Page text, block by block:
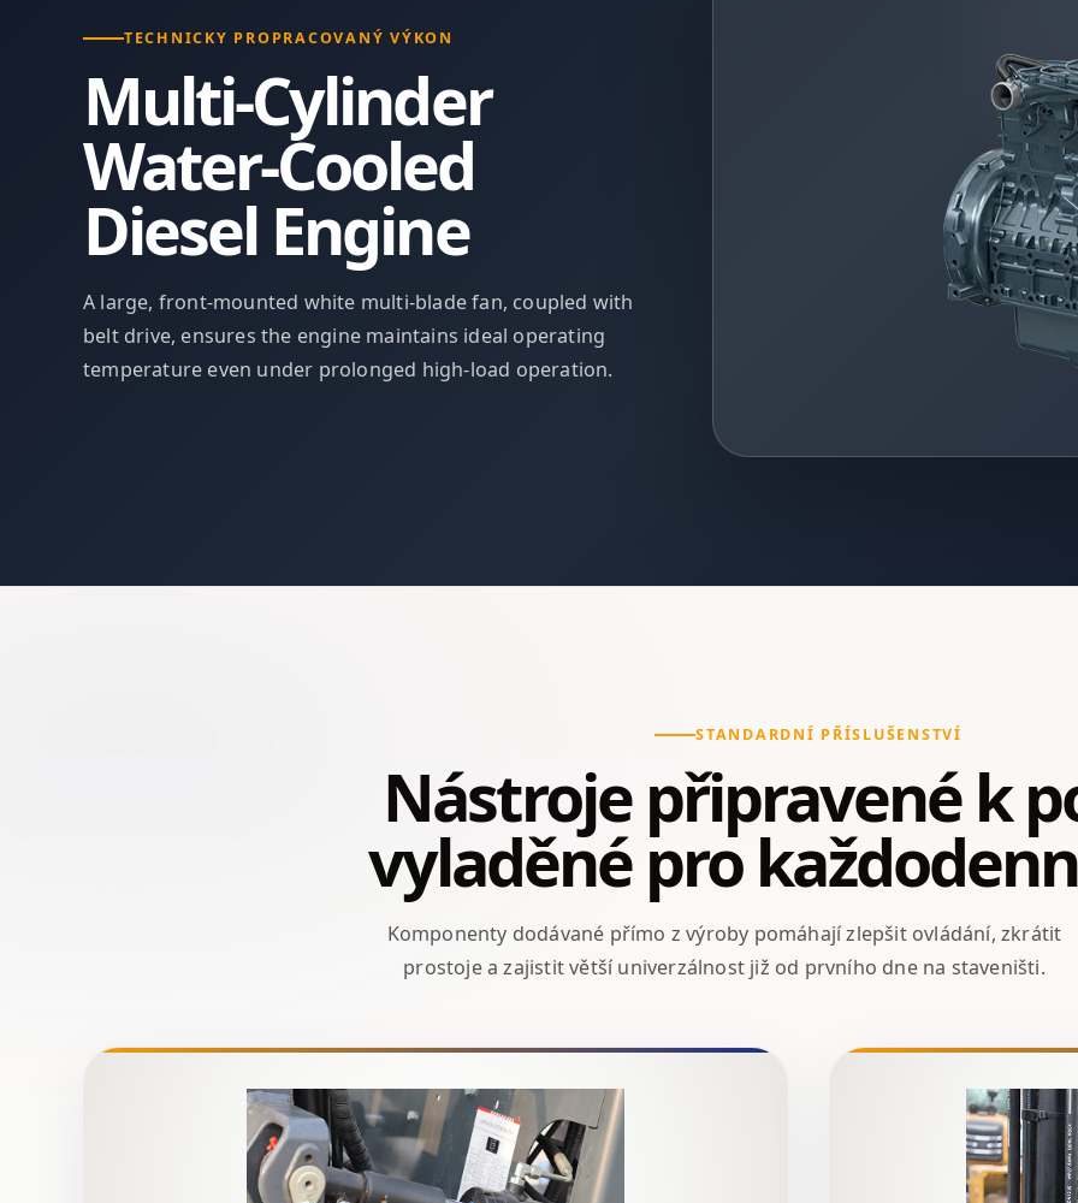
TECHNICKY PROPRACOVANÝ VÝKON
Multi-Cylinder
Water-Cooled
Diesel Engine
A large, front-mounted white multi-blade fan, coupled with
belt drive, ensures the engine maintains ideal operating
temperature even under prolonged high-load operation.
STANDARDNÍ PŘÍSLUŠENSTVÍ
Nástroje připravené k
vyladěné pro
Komponenty dodávané přímo z výroby pomáhají zlepšit ovládání, zkrátit
prostoje a zajistit větší univerzálnost již od prvního dne na staveništi.